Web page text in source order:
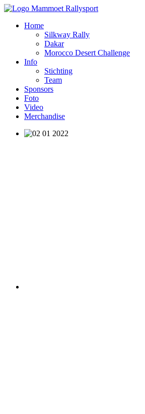
Home
Silkway Rally
Dakar
Morocco Desert Challenge
Info
Stichting
Team
Sponsors
Foto
Video
Merchandise